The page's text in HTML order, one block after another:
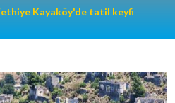
Kayaköy'de tatil keyfi